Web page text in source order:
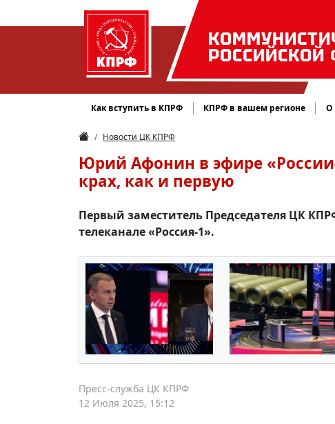
Как вступить в КПРФ КПРФ в вашем регионе О
Новости ЦК КПРФ
Юрий Афонин в эфире
крах, как и первую
Первый заместитель Председателя ЦК
телеканале «Россия-1».
Пресс-служба ЦК КПРФ
12 Июля 2025, 15:12